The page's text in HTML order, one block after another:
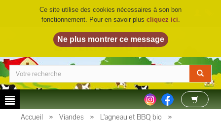
LA FERME DU BIO©
Accueil » Viandes » L'agneau et BBQ bio
»
Ce site utilise des cookies nécessaires à son bon
fonctionnement. Pour en savoir plus cliquez ici.